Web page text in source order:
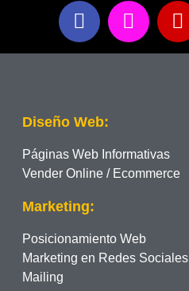
Diseño Web:
Páginas Web Informativas
Vender Online / Ecommerce
Marketing:
Posicionamiento Web
Marketing en Redes Sociales
Mailing